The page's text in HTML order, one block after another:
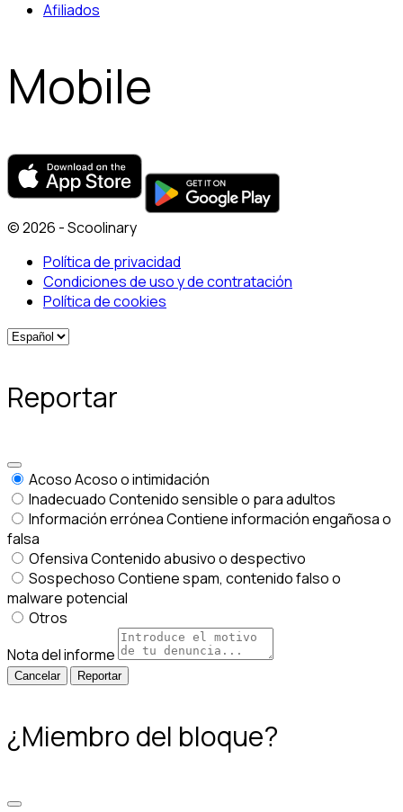
Afiliados
Mobile
© 2026 - Scoolinary
Política de privacidad
Condiciones de uso y de contratación
Política de cookies
Reportar
AcosoAcoso o intimidación
InadecuadoContenido sensible o para adultos
Información erróneaContiene información engañosa o
falsa
OfensivaContenido abusivo o despectivo
SospechosoContiene spam, contenido falso o
malware potencial
Otros
Nota del informe
Reportar
¿Miembro del bloque?